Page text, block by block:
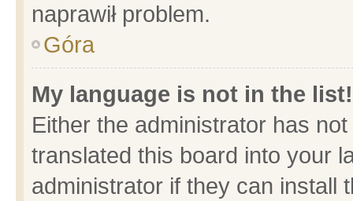
naprawił problem.
Góra
My language is not in the list!
Either the administrator has
translated this board into your
administrator if they can install